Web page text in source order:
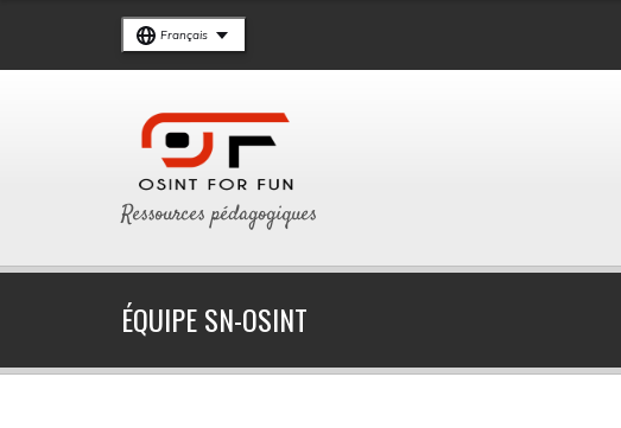
Français
Ressources pédagogiques
ÉQUIPE SN-OSINT